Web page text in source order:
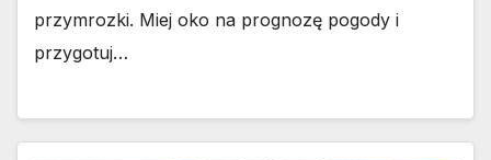
przymrozki. Miej oko na prognozę pogody i
przygotuj…